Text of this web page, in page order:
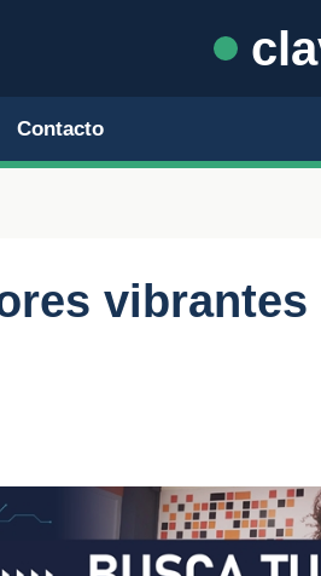
Contacto
vibrantes